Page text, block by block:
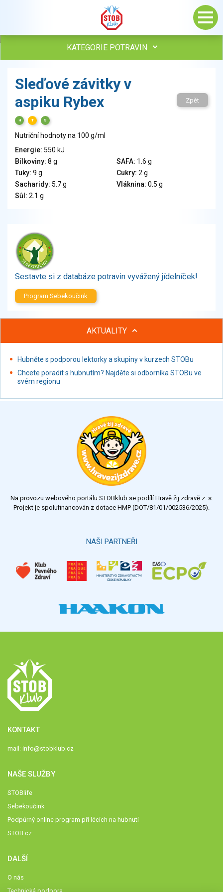
KATEGORIE POTRAVIN
Vejce
Mléko
Mléčné výrobky
Sýry
Veganské a vegetariánské výrobky
Tuky
Obiloviny, mouka, cereální výrobky
Chléb, pečivo, křehké chleby, pufované výrobky
Přílohy
Brambory, luštěniny, houby
Sladkosti, slané výrobky
Zmrzliny
Ochucovadla, přísady, sladidla
Sušené směsi
Polotovary, hotové pokrmy
Proteinové výrobky, doplňky stravy
Nápoje alkoholické
Restaurace, jídelny, hotová jídla
Fastfood
Studená kuchyně, lahůdkářské výrobky
Sleďové závitky v
aspiku Rybex
H T S
Zpět
Nutriční hodnoty na 100 g/ml
Energie: 550 kJ
Bílkoviny: 8 g SAFA: 1.6 g
Tuky: 9 g Cukry: 2 g
Sacharidy: 5.7 g Vláknina: 0.5 g
Sůl: 2.1 g
Sestavte si z databáze potravin vyvážený jídelníček!
Program Sebekoučink
AKTUALITY
Hubněte s podporou lektorky a skupiny v kurzech STOBu
Chcete poradit s hubnutím? Najděte si odborníka STOBu ve
svém regionu
Na provozu webového portálu STOBklub se podílí Hravě žij zdravě z. s.
Projekt je spolufinancován z dotace HMP (DOT/81/01/002536/2025).
NAŠI PARTNEŘI
KONTAKT
mail: info@stobklub.cz
NAŠE SLUŽBY
STOBlife
Sebekoučink
Podpůrný online program při lécích na hubnutí
STOB.cz
DALŠÍ
O nás